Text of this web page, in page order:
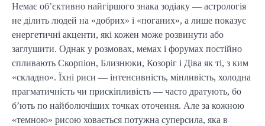
Немає об’єктивно найгіршого знака зодіаку — астрологія
не ділить людей на «добрих» і «поганих», а лише показує
енергетичні акценти, які кожен може розвинути або
заглушити. Однак у розмовах, мемах і форумах постійно
спливають Скорпіон, Близнюки, Козоріг і Діва як ті, з ким
«складно». Їхні риси — інтенсивність, мінливість, холодна
прагматичність чи прискіпливість — часто дратують, бо
б’ють по найболючіших точках оточення. Але за кожною
«темною» рисою ховається потужна суперсила, яка в